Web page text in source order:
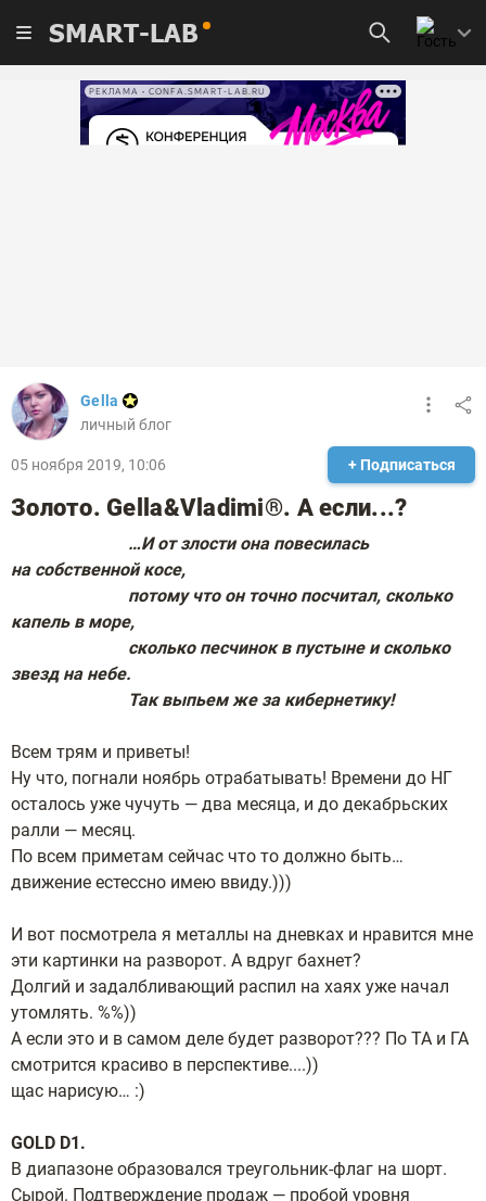
SMART-LAB
РЕКЛАМА • CONFA.SMART-LAB.RU
Gella
личный блог
05 ноября 2019, 10:06 + Подписаться
Золото. Gella&Vladimi®. А если...?
…И от злости она повесилась
на собственной косе,
потому что он точно посчитал, сколько
капель в море,
сколько песчинок в пустыне и сколько
звезд на небе.
Так выпьем же за кибернетику!
Всем трям и приветы!
Ну что, погнали ноябрь отрабатывать! Времени до НГ
осталось уже чучуть — два месяца, и до декабрьских
ралли — месяц.
По всем приметам сейчас что то должно быть…
движение естессно имею ввиду.)))
И вот посмотрела я металлы на дневках и нравится мне
эти картинки на разворот. А вдруг бахнет?
Долгий и задалбливающий распил на хаях уже начал
утомлять. %%))
А если это и в самом деле будет разворот??? По ТА и ГА
смотрится красиво в перспективе....))
щас нарисую… :)
GOLD D1.
В диапазоне образовался треугольник-флаг на шорт.
Сырой. Подтверждение продаж — пробой уровня